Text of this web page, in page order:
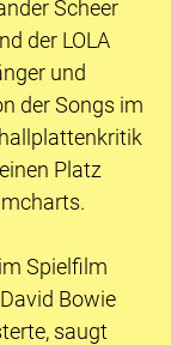
Scheer
der LOLA
und
der Songs im
Platz
Spielfilm
Bowie
saugt